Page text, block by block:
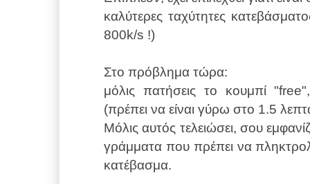
καλύτερες ταχύτητες
800k/s !)
Στο πρόβλημα τώρα:
μόλις πατήσεις το κουμπί
(πρέπει να είναι γύρω στο 1.5
Μόλις αυτός τελειώσει, σου
γράμματα που πρέπει να
κατέβασμα.